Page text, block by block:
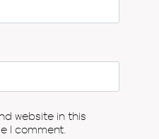
website in this
I comment.